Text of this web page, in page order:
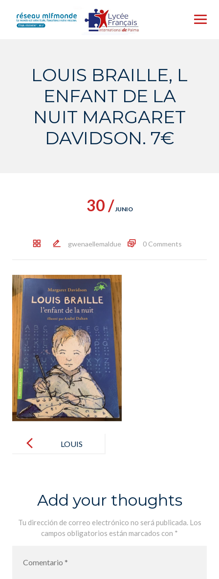
content
LOUIS BRAILLE, L
ENFANT DE LA
NUIT MARGARET
DAVIDSON. 7€
30 /JUNIO
gwenaellemaldue 0 Comments
navigation
LOUIS
MARGARET
DAVIDSON.
5€
Add your thoughts
Tu dirección de correo electrónico no será publicada. Los
campos obligatorios están marcados con *